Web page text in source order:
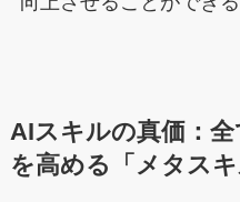
AIスキルの真価：
を高める「メタス